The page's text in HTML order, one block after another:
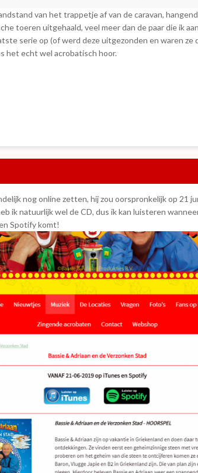
van het trappetje af van de caravan, hangend
toeren uitgehaald, veel meer dan de paar die ik
serie op (of werd deze uitgezonden en waren ze
het echt wel acrobatisch hoor.
nog online zetten, hij zou oorspronkelijk op 21
ik natuurlijk wel de CD, dus ik kan luisteren
Spotify komt!